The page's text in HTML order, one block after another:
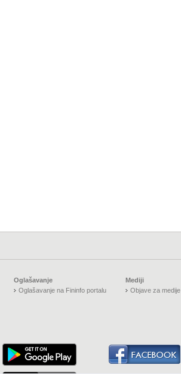
Oglašavanje
Oglašavanje na Fininfo portalu
Mediji
Objave za medije